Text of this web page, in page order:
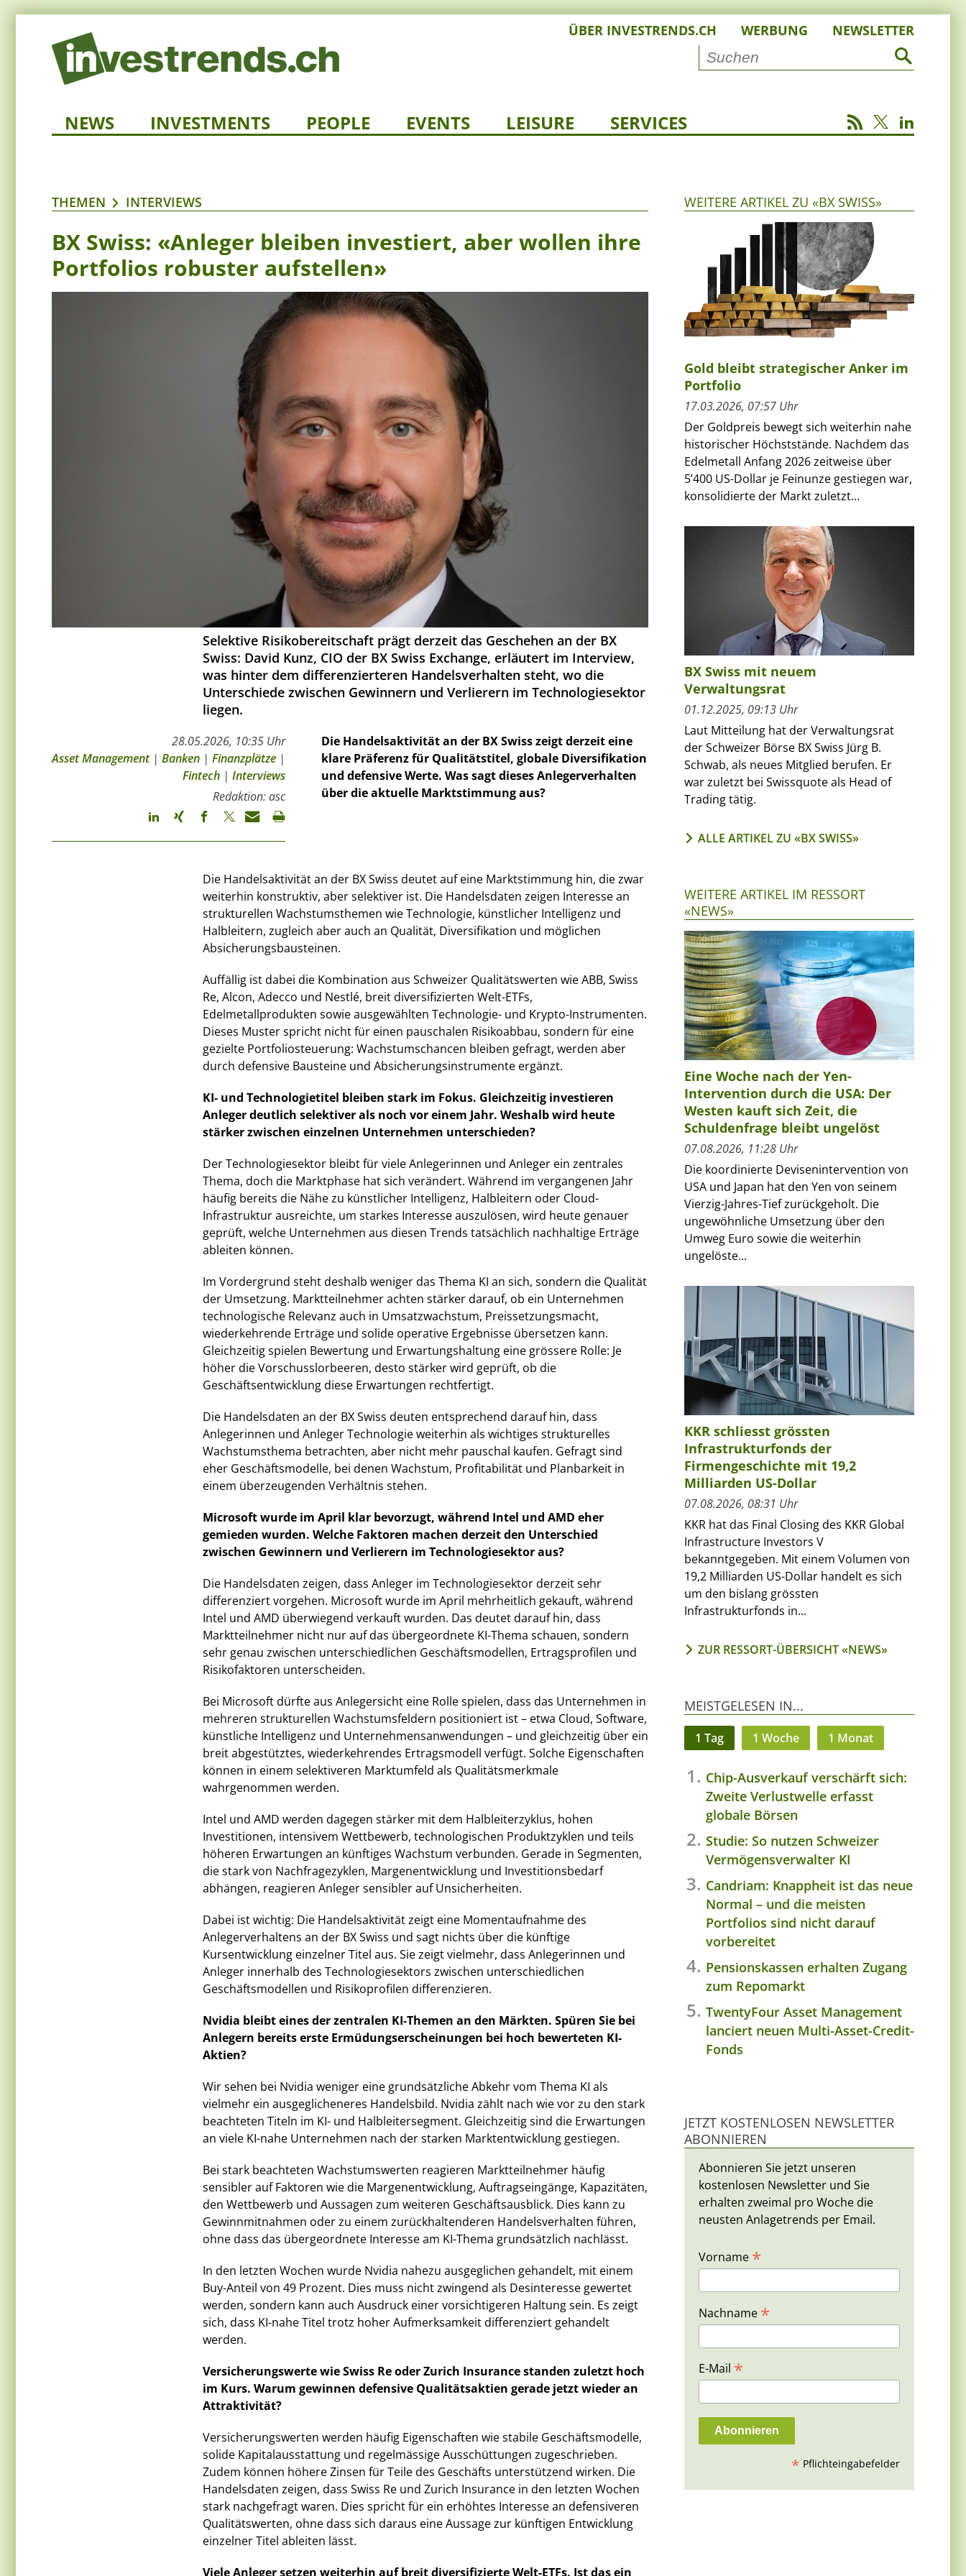
ÜBER INVESTRENDS.CH WERBUNG NEWSLETTER
NEWS INVESTMENTS PEOPLE EVENTS LEISURE SERVICES
THEMEN INTERVIEWS
BX Swiss: «Anleger bleiben investiert, aber wollen ihre
Portfolios robuster aufstellen»
Selektive Risikobereitschaft prägt derzeit das Geschehen an der BX
Swiss: David Kunz, CIO der BX Swiss Exchange, erläutert im Interview,
was hinter dem differenzierteren Handelsverhalten steht, wo die
Unterschiede zwischen Gewinnern und Verlierern im Technologiesektor
liegen.
28.05.2026, 10:35 Uhr
Asset Management| Banken | Finanzplätze |
Fintech | Interviews
Redaktion: asc
Die Handelsaktivität an der BX Swiss zeigt derzeit eine
klare Präferenz für Qualitätstitel, globale Diversifikation
und defensive Werte. Was sagt dieses Anlegerverhalten
über die aktuelle Marktstimmung aus?
Die Handelsaktivität an der BX Swiss deutet auf eine Marktstimmung hin, die zwar
weiterhin konstruktiv, aber selektiver ist. Die Handelsdaten zeigen Interesse an
strukturellen Wachstumsthemen wie Technologie, künstlicher Intelligenz und
Halbleitern, zugleich aber auch an Qualität, Diversifikation und möglichen
Absicherungsbausteinen.
Auffällig ist dabei die Kombination aus Schweizer Qualitätswerten wie ABB, Swiss
Re, Alcon, Adecco und Nestlé, breit diversifizierten Welt-ETFs,
Edelmetallprodukten sowie ausgewählten Technologie- und Krypto-Instrumenten.
Dieses Muster spricht nicht für einen pauschalen Risikoabbau, sondern für eine
gezielte Portfoliosteuerung: Wachstumschancen bleiben gefragt, werden aber
durch defensive Bausteine und Absicherungsinstrumente ergänzt.
KI- und Technologietitel bleiben stark im Fokus. Gleichzeitig investieren
Anleger deutlich selektiver als noch vor einem Jahr. Weshalb wird heute
stärker zwischen einzelnen Unternehmen unterschieden?
Der Technologiesektor bleibt für viele Anlegerinnen und Anleger ein zentrales
Thema, doch die Marktphase hat sich verändert. Während im vergangenen Jahr
häufig bereits die Nähe zu künstlicher Intelligenz, Halbleitern oder Cloud-
Infrastruktur ausreichte, um starkes Interesse auszulösen, wird heute genauer
geprüft, welche Unternehmen aus diesen Trends tatsächlich nachhaltige Erträge
ableiten können.
Im Vordergrund steht deshalb weniger das Thema KI an sich, sondern die Qualität
der Umsetzung. Marktteilnehmer achten stärker darauf, ob ein Unternehmen
technologische Relevanz auch in Umsatzwachstum, Preissetzungsmacht,
wiederkehrende Erträge und solide operative Ergebnisse übersetzen kann.
Gleichzeitig spielen Bewertung und Erwartungshaltung eine grössere Rolle: Je
höher die Vorschusslorbeeren, desto stärker wird geprüft, ob die
Geschäftsentwicklung diese Erwartungen rechtfertigt.
Die Handelsdaten an der BX Swiss deuten entsprechend darauf hin, dass
Anlegerinnen und Anleger Technologie weiterhin als wichtiges strukturelles
Wachstumsthema betrachten, aber nicht mehr pauschal kaufen. Gefragt sind
eher Geschäftsmodelle, bei denen Wachstum, Profitabilität und Planbarkeit in
einem überzeugenden Verhältnis stehen.
Microsoft wurde im April klar bevorzugt, während Intel und AMD eher
gemieden wurden. Welche Faktoren machen derzeit den Unterschied
zwischen Gewinnern und Verlierern im Technologiesektor aus?
Die Handelsdaten zeigen, dass Anleger im Technologiesektor derzeit sehr
differenziert vorgehen. Microsoft wurde im April mehrheitlich gekauft, während
Intel und AMD überwiegend verkauft wurden. Das deutet darauf hin, dass
Marktteilnehmer nicht nur auf das übergeordnete KI-Thema schauen, sondern
sehr genau zwischen unterschiedlichen Geschäftsmodellen, Ertragsprofilen und
Risikofaktoren unterscheiden.
Bei Microsoft dürfte aus Anlegersicht eine Rolle spielen, dass das Unternehmen in
mehreren strukturellen Wachstumsfeldern positioniert ist – etwa Cloud, Software,
künstliche Intelligenz und Unternehmensanwendungen – und gleichzeitig über ein
breit abgestütztes, wiederkehrendes Ertragsmodell verfügt. Solche Eigenschaften
können in einem selektiveren Marktumfeld als Qualitätsmerkmale
wahrgenommen werden.
Intel und AMD werden dagegen stärker mit dem Halbleiterzyklus, hohen
Investitionen, intensivem Wettbewerb, technologischen Produktzyklen und teils
höheren Erwartungen an künftiges Wachstum verbunden. Gerade in Segmenten,
die stark von Nachfragezyklen, Margenentwicklung und Investitionsbedarf
abhängen, reagieren Anleger sensibler auf Unsicherheiten.
Dabei ist wichtig: Die Handelsaktivität zeigt eine Momentaufnahme des
Anlegerverhaltens an der BX Swiss und sagt nichts über die künftige
Kursentwicklung einzelner Titel aus. Sie zeigt vielmehr, dass Anlegerinnen und
Anleger innerhalb des Technologiesektors zwischen unterschiedlichen
Geschäftsmodellen und Risikoprofilen differenzieren.
Nvidia bleibt eines der zentralen KI-Themen an den Märkten. Spüren Sie bei
Anlegern bereits erste Ermüdungserscheinungen bei hoch bewerteten KI-
Aktien?
Wir sehen bei Nvidia weniger eine grundsätzliche Abkehr vom Thema KI als
vielmehr ein ausgeglicheneres Handelsbild. Nvidia zählt nach wie vor zu den stark
beachteten Titeln im KI- und Halbleitersegment. Gleichzeitig sind die Erwartungen
an viele KI-nahe Unternehmen nach der starken Marktentwicklung gestiegen.
Bei stark beachteten Wachstumswerten reagieren Marktteilnehmer häufig
sensibler auf Faktoren wie die Margenentwicklung, Auftragseingänge, Kapazitäten,
den Wettbewerb und Aussagen zum weiteren Geschäftsausblick. Dies kann zu
Gewinnmitnahmen oder zu einem zurückhaltenderen Handelsverhalten führen,
ohne dass das übergeordnete Interesse am KI-Thema grundsätzlich nachlässt.
In den letzten Wochen wurde Nvidia nahezu ausgeglichen gehandelt, mit einem
Buy-Anteil von 49 Prozent. Dies muss nicht zwingend als Desinteresse gewertet
werden, sondern kann auch Ausdruck einer vorsichtigeren Haltung sein. Es zeigt
sich, dass KI-nahe Titel trotz hoher Aufmerksamkeit differenziert gehandelt
werden.
Versicherungswerte wie Swiss Re oder Zurich Insurance standen zuletzt hoch
im Kurs. Warum gewinnen defensive Qualitätsaktien gerade jetzt wieder an
Attraktivität?
Versicherungswerten werden häufig Eigenschaften wie stabile Geschäftsmodelle,
solide Kapitalausstattung und regelmässige Ausschüttungen zugeschrieben.
Zudem können höhere Zinsen für Teile des Geschäfts unterstützend wirken. Die
Handelsdaten zeigen, dass Swiss Re und Zurich Insurance in den letzten Wochen
stark nachgefragt waren. Dies spricht für ein erhöhtes Interesse an defensiveren
Qualitätswerten, ohne dass sich daraus eine Aussage zur künftigen Entwicklung
einzelner Titel ableiten lässt.
Viele Anleger setzen weiterhin auf breit diversifizierte Welt-ETFs. Ist das ein
WEITERE ARTIKEL ZU «BX SWISS»
Gold bleibt strategischer Anker im
Portfolio
17.03.2026, 07:57 Uhr
Der Goldpreis bewegt sich weiterhin nahe
historischer Höchststände. Nachdem das
Edelmetall Anfang 2026 zeitweise über
5’400 US-Dollar je Feinunze gestiegen war,
konsolidierte der Markt zuletzt...
BX Swiss mit neuem
Verwaltungsrat
01.12.2025, 09:13 Uhr
Laut Mitteilung hat der Verwaltungsrat
der Schweizer Börse BX Swiss Jürg B.
Schwab, als neues Mitglied berufen. Er
war zuletzt bei Swissquote als Head of
Trading tätig.
ALLE ARTIKEL ZU «BX SWISS»
WEITERE ARTIKEL IM RESSORT
«NEWS»
Eine Woche nach der Yen-
Intervention durch die USA: Der
Westen kauft sich Zeit, die
Schuldenfrage bleibt ungelöst
07.08.2026, 11:28 Uhr
Die koordinierte Devisenintervention von
USA und Japan hat den Yen von seinem
Vierzig-Jahres-Tief zurückgeholt. Die
ungewöhnliche Umsetzung über den
Umweg Euro sowie die weiterhin
ungelöste...
KKR schliesst grössten
Infrastrukturfonds der
Firmengeschichte mit 19,2
Milliarden US-Dollar
07.08.2026, 08:31 Uhr
KKR hat das Final Closing des KKR Global
Infrastructure Investors V
bekanntgegeben. Mit einem Volumen von
19,2 Milliarden US-Dollar handelt es sich
um den bislang grössten
Infrastrukturfonds in...
ZUR RESSORT-ÜBERSICHT «NEWS»
MEISTGELESEN IN...
1 Tag 1 Woche 1 Monat
Chip-Ausverkauf verschärft sich:
Zweite Verlustwelle erfasst
globale Börsen
Studie: So nutzen Schweizer
Vermögensverwalter KI
Candriam: Knappheit ist das neue
Normal – und die meisten
Portfolios sind nicht darauf
vorbereitet
Pensionskassen erhalten Zugang
zum Repomarkt
TwentyFour Asset Management
lanciert neuen Multi-Asset-Credit-
Fonds
JETZT KOSTENLOSEN NEWSLETTER
ABONNIEREN
Abonnieren Sie jetzt unseren
kostenlosen Newsletter und Sie
erhalten zweimal pro Woche die
neusten Anlagetrends per Email.
Vorname *
Nachname *
E-Mail *
* Pflichteingabefelder